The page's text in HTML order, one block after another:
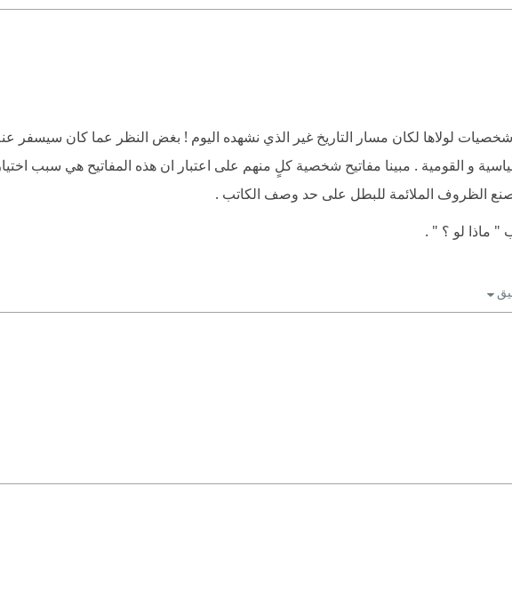
شخصيات لولاها لكان مسار التاريخ غير الذي نشهده اليوم ! بغض النظر عما كان
و القومية . مبينا مفاتيح شخصية كلٍ منهم على اعتبار ان هذه المفاتيح هي سبب
الظروف الملائمة للبطل على حد وصف الكاتب .
" ماذا لو ؟ " .